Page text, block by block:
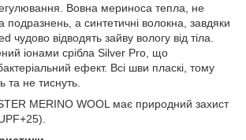
Вовна мериноса тепла, не
подразнень, а синтетичні волокна, завдяки
чудово відводять зайву вологу від тіла.
іонами срібла Silver Pro, що
ефект. Всі шви пласкі, тому
та не тиснуть.
MERINO WOOL має природний захист